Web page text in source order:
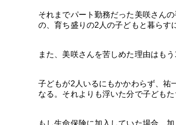
それまでパート勤務だった美咲さん
の、育ち盛りの2人の子どもと暮らす
また、美咲さんを苦しめた理由はも
子どもが2人いるにもかかわらず、祐
なる。それよりも浮いた分で子ども
もし生命保険に加入していた場合、